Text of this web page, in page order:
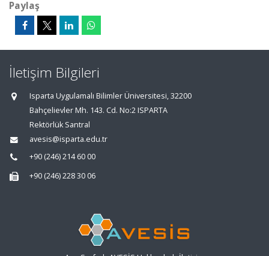
Paylaş
İletişim Bilgileri
Isparta Uygulamalı Bilimler Üniversitesi, 32200
Bahçelievler Mh. 143. Cd. No:2 ISPARTA
Rektörlük Santral
avesis@isparta.edu.tr
+90 (246) 214 60 00
+90 (246) 228 30 06